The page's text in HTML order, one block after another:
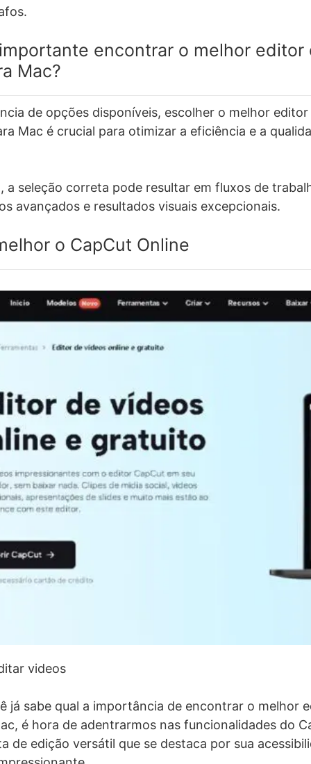
encontrar o melhor editor
Mac?
de opções disponíveis, escolher o melhor editor
Mac é crucial para otimizar a eficiência e a
a seleção correta pode resultar em fluxos de
avançados e resultados visuais excepcionais.
o CapCut Online
videos
já sabe qual a importância de encontrar o melhor
é hora de adentrarmos nas funcionalidades do
de edição versátil que se destaca por sua